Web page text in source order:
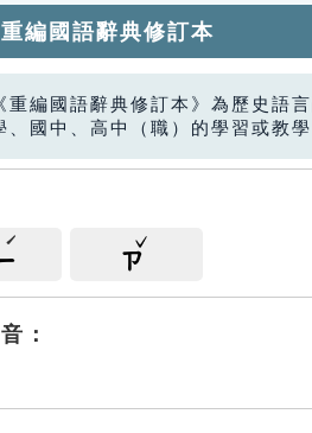
編國語辭典修訂本
《重編國語辭典修訂本》為歷史語
、國中、高中（職）的學習或教
ㄗ
：